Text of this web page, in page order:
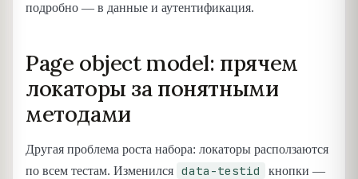
подробно — в данные и аутентификация.
Page object model: прячем
локаторы за понятными
методами
Другая проблема роста набора: локаторы расползаются
по всем тестам. Изменился data-testid
кнопки —